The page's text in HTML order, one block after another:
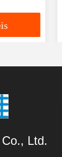
Ltd.